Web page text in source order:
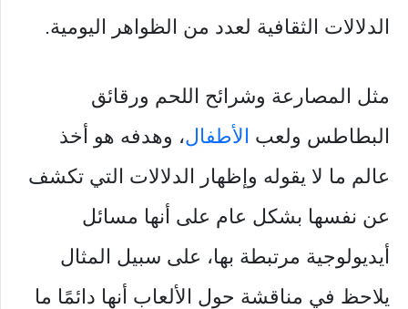
الدلالات الثقافية لعدد من الظواهر اليومية.
مثل المصارعة وشرائح اللحم ورقائق
البطاطس ولعب الأطفال، وهدفه هو أخذ
عالم ما لا يقوله وإظهار الدلالات التي تكشف
عن نفسها بشكل عام على أنها مسائل
أيديولوجية مرتبطة بها، على سبيل المثال
يلاحظ في مناقشة حول الألعاب أنها دائمًا ما